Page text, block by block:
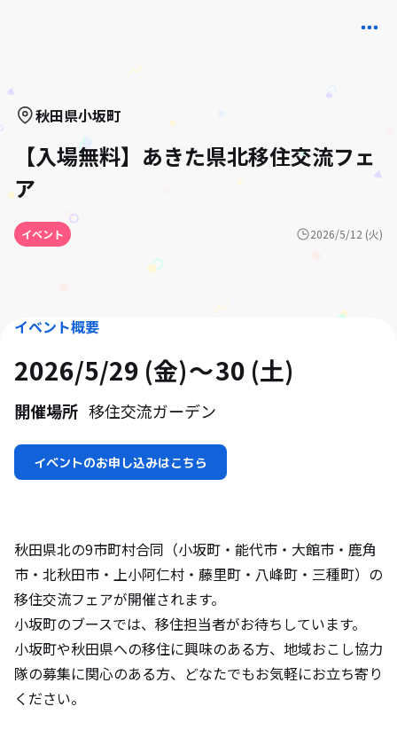
秋田県小坂町
【入場無料】あきた県北移住交流フェ
ア
イベント 2026/5/12 (火)
イベント概要
2026/5/29 (金) 30 (土)
開催場所 移住交流ガーデン
イベントのお申し込みはこちら
秋田県北の9市町村合同（小坂町・能代市・大館市・鹿角
市・北秋田市・上小阿仁村・藤里町・八峰町・三種町）の
移住交流フェアが開催されます。
小坂町のブースでは、移住担当者がお待ちしています。
小坂町や秋田県への移住に興味のある方、地域おこし協力
隊の募集に関心のある方、どなたでもお気軽にお立ち寄り
ください。